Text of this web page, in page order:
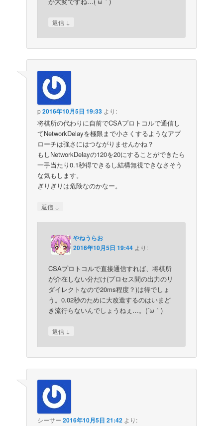
返信 ↓
p2016年10月5日 19:33 より:
将棋所の代わりに自前でCSAプロトコルで通信し
てNetworkDelayを極限まで小さくするようなアプ
ローチは強さにはつながりませんかね？
もしNetworkDelayの120を20にすることができたら
一手当たり0.1秒得できるし結構無視できなさそう
な気もします。
ぎりぎりは危険なのかなー。
返信 ↓
やねうらお
2016年10月5日 19:44 より:
CSAプロトコルで直接通信すれば、将棋所
が介在しない分だけ(プロセス間の出力のリ
ダイレクトなので20ms程度？)は得でしょ
う。0.02秒のために大改造するのはいまど
き流行らないんでしょうねぇ…。(´ω｀)
返信 ↓
シーサー 2016年10月5日 21:42 より: